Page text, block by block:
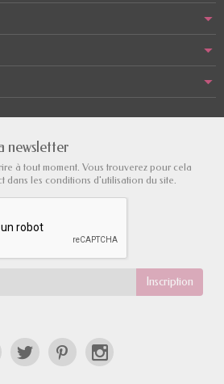
newsletter
à tout moment. Vous trouverez pour cela
dans les conditions d'utilisation du site.